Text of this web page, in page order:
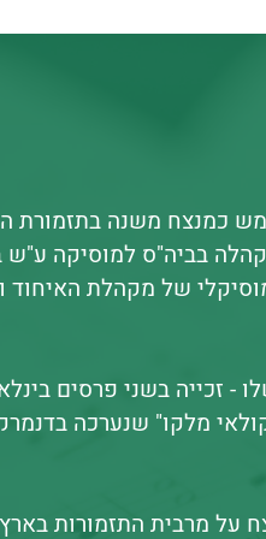
כמנצח משנה בתזמורת
בביה"ס למוסיקה ע"ש
של מקהלת
זכייה בשני פרסים
מלקו" שנערכה
על מרבית התזמורות